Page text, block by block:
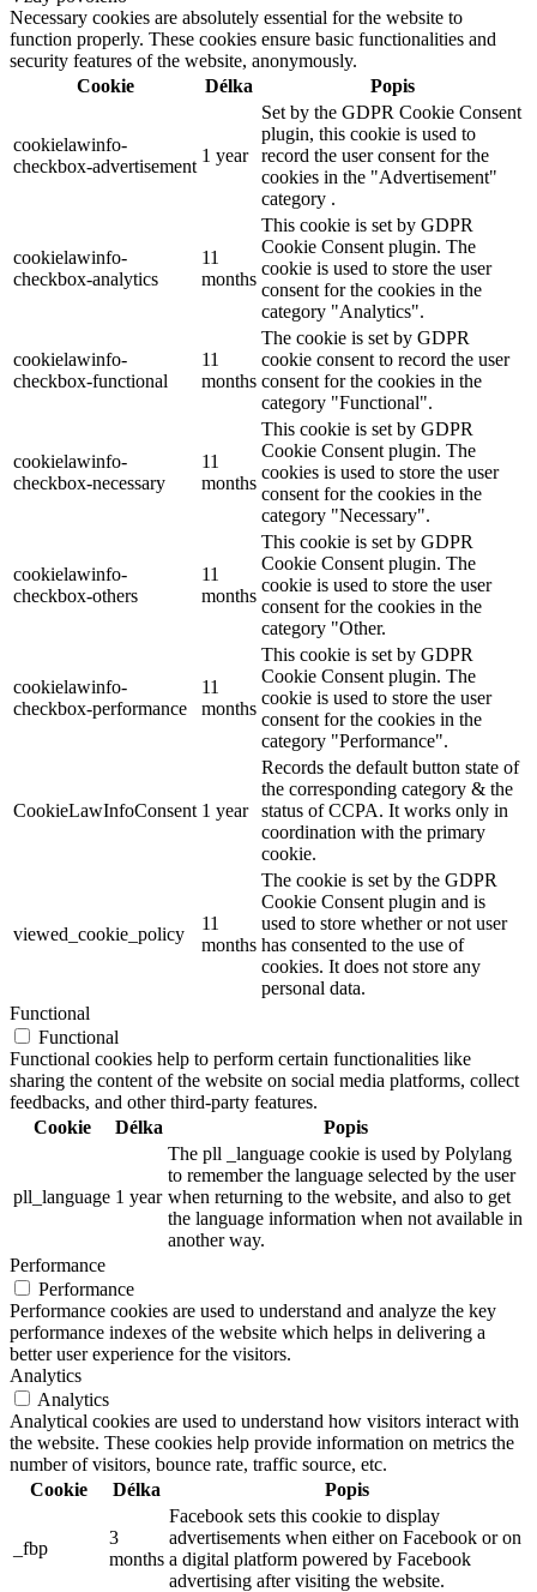
Necessary cookies are absolutely essential for the website to
function properly. These cookies ensure basic functionalities and
security features of the website, anonymously.
Cookie
Délka Popis
cookielawinfo-
checkbox-advertisement
1 year
Set by the GDPR Cookie Consent
plugin, this cookie is used to
record the user consent for the
cookies in the "Advertisement"
category .
cookielawinfo-
checkbox-analytics
11
months
This cookie is set by GDPR
Cookie Consent plugin. The
cookie is used to store the user
consent for the cookies in the
category "Analytics".
cookielawinfo-
checkbox-functional
11
months
The cookie is set by GDPR
cookie consent to record the user
consent for the cookies in the
category "Functional".
cookielawinfo-
checkbox-necessary
11
months
This cookie is set by GDPR
Cookie Consent plugin. The
cookies is used to store the user
consent for the cookies in the
category "Necessary".
cookielawinfo-
checkbox-others
11
months
This cookie is set by GDPR
Cookie Consent plugin. The
cookie is used to store the user
consent for the cookies in the
category "Other.
cookielawinfo-
checkbox-performance
11
months
This cookie is set by GDPR
Cookie Consent plugin. The
cookie is used to store the user
consent for the cookies in the
category "Performance".
CookieLawInfoConsent 1 year
Records the default button state of
the corresponding category & the
status of CCPA. It works only in
coordination with the primary
cookie.
viewed_cookie_policy
11
months
The cookie is set by the GDPR
Cookie Consent plugin and is
used to store whether or not user
has consented to the use of
cookies. It does not store any
personal data.
Functional
Functional
Functional cookies help to perform certain functionalities like
sharing the content of the website on social media platforms, collect
feedbacks, and other third-party features.
Cookie
Délka Popis
pll_language 1 year
The pll _language cookie is used by Polylang
to remember the language selected by the user
when returning to the website, and also to get
the language information when not available in
another way.
Performance
Performance
Performance cookies are used to understand and analyze the key
performance indexes of the website which helps in delivering a
better user experience for the visitors.
Analytics
Analytics
Analytical cookies are used to understand how visitors interact with
the website. These cookies help provide information on metrics the
number of visitors, bounce rate, traffic source, etc.
Cookie
Délka Popis
_fbp
3
months
Facebook sets this cookie to display
advertisements when either on Facebook or on
a digital platform powered by Facebook
advertising after visiting the website.